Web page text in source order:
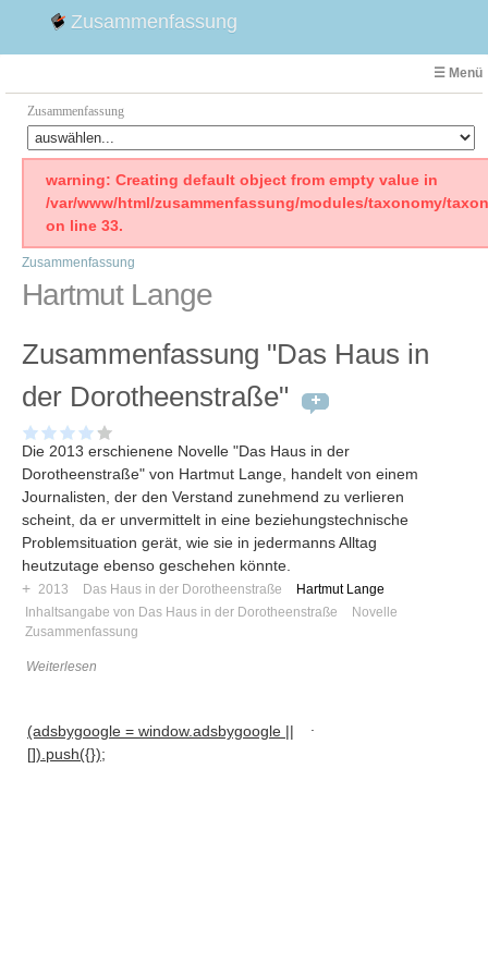
Zusammenfassung
☰ Menü
Zusammenfassung
Faust
Willhelm Tell
Emilia Galotti
1. Weltkrieg Zusammenfassung
Weimarer Republik
Die Räuber
Woyzeck
warning: Creating default object from empty value in
/var/www/html/zusammenfassung/modules/taxonomy/
on line 33.
Zusammenfassung
Hartmut Lange
Zusammenfassung "Das Haus in
der Dorotheenstraße"
Die 2013 erschienene Novelle "Das Haus in der
Dorotheenstraße" von Hartmut Lange, handelt von einem
Journalisten, der den Verstand zunehmend zu verlieren
scheint, da er unvermittelt in eine beziehungstechnische
Problemsituation gerät, wie sie in jedermanns Alltag
heutzutage ebenso geschehen könnte.
+ 2013 Das Haus in der Dorotheenstraße
Hartmut Lange
Inhaltsangabe von Das Haus in der Dorotheenstraße
Novelle
Zusammenfassung
Weiterlesen
(adsbygoogle = window.adsbygoogle ||
[]).push({});